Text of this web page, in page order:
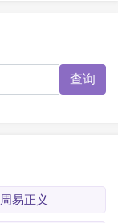
查询
周易正义